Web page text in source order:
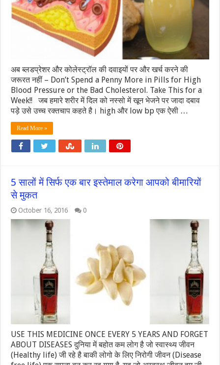
अब ब्लडप्रेशर और कोलेस्ट्रॉल की दवाइयों पर और खर्च करने की
जरूरत नहीं – Don’t Spend a Penny More in Pills for High
Blood Pressure or the Bad Cholesterol. Take This for a
Week!! जब हमारे शरीर में दिल को नस्सो में खून भेजने पर जादा दबाव
पड़े उसे उच्च रक्तचाप कहते है। high और low bp एक ऐसी …
Read More »
5 सालों में सिर्फ एक बार इस्तेमाल करेगा आपको बीमारियों
से मुकत
October 16, 2016 0
USE THIS MEDICINE ONCE EVERY 5 YEARS AND FORGET
ABOUT DISEASES दुनिया में बहोत कम लोग है जो स्वास्थ्य जीवन
(Healthy life) जी रहे है बाकी लोगो के लिए निरोगी जीवन (Disease